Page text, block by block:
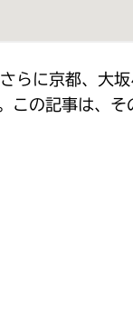
らに京都、大
この記事は、そ